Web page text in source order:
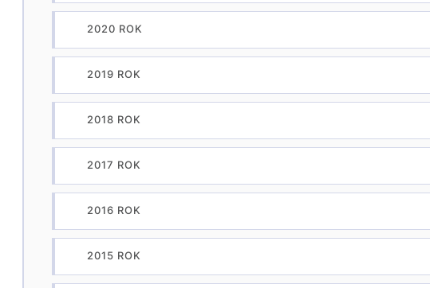
2020 ROK
2019 ROK
2018 ROK
2017 ROK
2016 ROK
2015 ROK